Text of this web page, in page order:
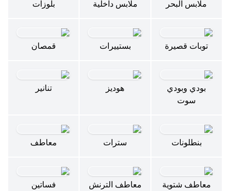
ملابس البحر ملابس داخلية بلوزات
توبات قصيرة بستييرات قمصان
بودي وبودي
سوت
هوديز تنانير
بنطلونات سترات معاطف
معاطف شتوية معاطف الترنش
فساتين